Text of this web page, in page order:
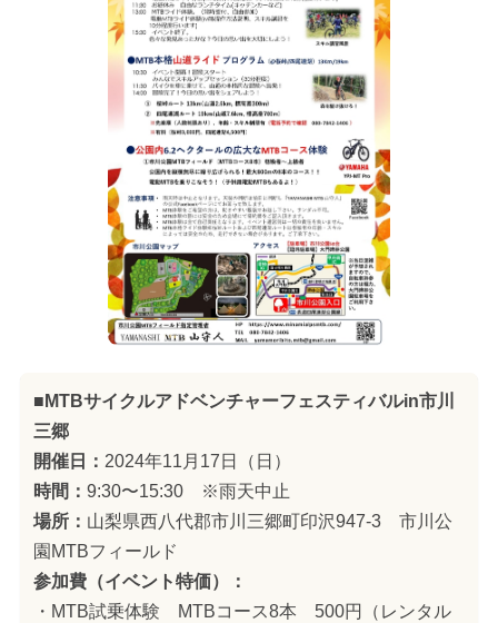
■MTBサイクルアドベンチャーフェスティバルin市川
三郷
開催日： 2024年11月17日（日）
時間： 9:30〜15:30 ※雨天中止
場所： 山梨県西八代郡市川三郷町印沢947-3 市川公
園MTBフィールド
参加費（イベント特価）：
・MTB試乗体験 MTBコース8本 500円（レンタル